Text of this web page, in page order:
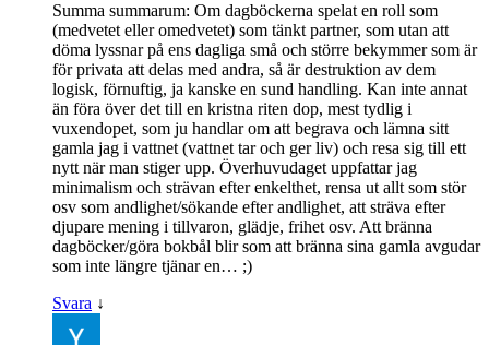
Summa summarum: Om dagböckerna spelat en roll som
(medvetet eller omedvetet) som tänkt partner, som utan att
döma lyssnar på ens dagliga små och större bekymmer som är
för privata att delas med andra, så är destruktion av dem
logisk, förnuftig, ja kanske en sund handling. Kan inte annat
än föra över det till en kristna riten dop, mest tydlig i
vuxendopet, som ju handlar om att begrava och lämna sitt
gamla jag i vattnet (vattnet tar och ger liv) och resa sig till ett
nytt när man stiger upp. Överhuvudaget uppfattar jag
minimalism och strävan efter enkelthet, rensa ut allt som stör
osv som andlighet/sökande efter andlighet, att sträva efter
djupare mening i tillvaron, glädje, frihet osv. Att bränna
dagböcker/göra bokbål blir som att bränna sina gamla avgudar
som inte längre tjänar en… ;)
Svara ↓